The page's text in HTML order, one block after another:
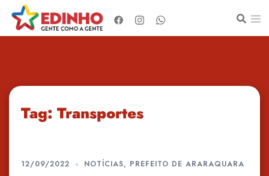
para
o
Tag: Transportes
12/09/2022 NOTÍCIAS, PREFEITO DE ARARAQUARA